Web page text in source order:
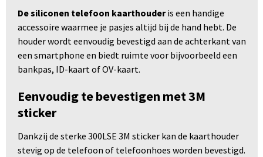
De siliconen telefoon kaarthouderis een handige
accessoire waarmee je pasjes altijd bij de hand hebt. De
houder wordt eenvoudig bevestigd aan de achterkant van
een smartphone en biedt ruimte voor bijvoorbeeld een
bankpas, ID-kaart of OV-kaart.
Eenvoudig te bevestigen met 3M
sticker
Dankzij de sterke 300LSE 3M sticker kan de kaarthouder
stevig op de telefoon of telefoonhoes worden bevestigd.